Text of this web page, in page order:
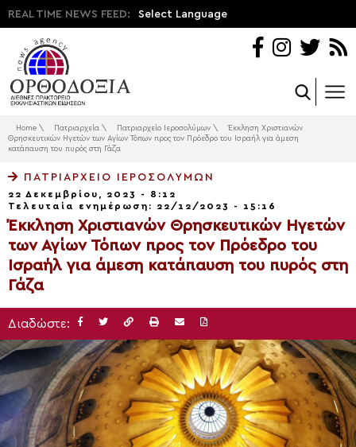
REAL TIME NEWS FEED: Select Language
Home \ Πατριαρχεία \ Πατριαρχείο Ιεροσολύμων \
Έκκληση Χριστιανών
Θρησκευτικών Ηγετών των Αγίων Τόπων προς τον Πρόεδρο του Ισραήλ για άμεση
κατάπαυση του πυρός στη Γάζα
ΠΑΤΡΙΑΡΧΕΊΟ ΙΕΡΟΣΟΛΎΜΩΝ
22 Δεκεμβρίου, 2023 - 8:12
Τελευταία ενημέρωση: 22/12/2023 - 15:16
Έκκληση Χριστιανών Θρησκευτικών Ηγετών
των Αγίων Τόπων προς τον Πρόεδρο του
Ισραήλ για άμεση κατάπαυση του πυρός στη
Γάζα
Διαδώστε: